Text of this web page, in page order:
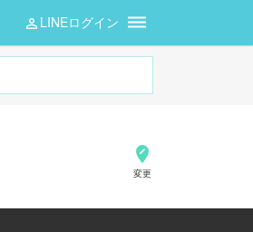
LINEログイン
変更